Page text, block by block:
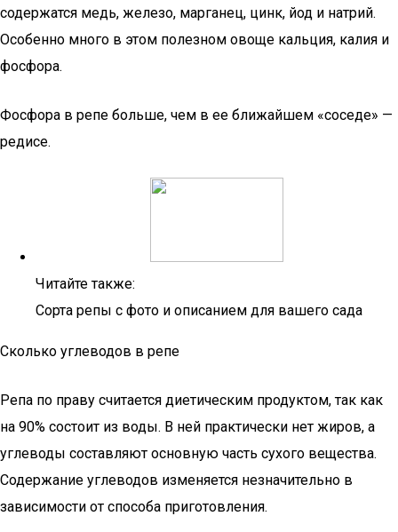
содержатся медь, железо, марганец, цинк, йод и натрий.
Особенно много в этом полезном овоще кальция, калия и
фосфора.
Фосфора в репе больше, чем в ее ближайшем «соседе» —
редисе.
Читайте также:
Сорта репы с фото и описанием для вашего сада
Сколько углеводов в репе
Репа по праву считается диетическим продуктом, так как
на 90% состоит из воды. В ней практически нет жиров, а
углеводы составляют основную часть сухого вещества.
Содержание углеводов изменяется незначительно в
зависимости от способа приготовления.